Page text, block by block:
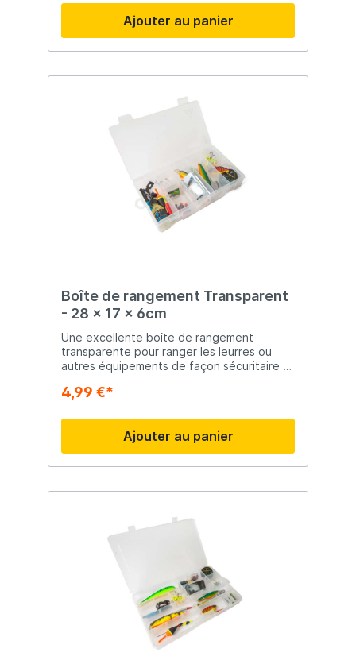
Avec une fermeture fiable.
Ajouter au panier
Boîte de rangement Transparent
- 28 x 17 x 6cm
Une excellente boîte de rangement
transparente pour ranger les leurres ou
autres équipements de façon sécuritaire et
compartiments que vous pouvez diviser
4,99 €*
Ajouter au panier